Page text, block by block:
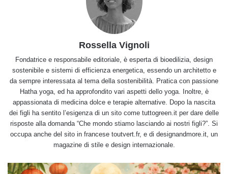
Rossella Vignoli
Fondatrice e responsabile editoriale, è esperta di bioedilizia, design
sostenibile e sistemi di efficienza energetica, essendo un architetto e
da sempre interessata al tema della sostenibilità. Pratica con passione
Hatha yoga, ed ha approfondito vari aspetti dello yoga. Inoltre, è
appassionata di medicina dolce e terapie alternative. Dopo la nascita
dei figli ha sentito l’esigenza di un sito come tuttogreen.it per dare delle
risposte alla domanda “Che mondo stiamo lasciando ai nostri figli?”. Si
occupa anche del sito in francese toutvert.fr, e di designandmore.it, un
magazine di stile e design internazionale.
Capodanno